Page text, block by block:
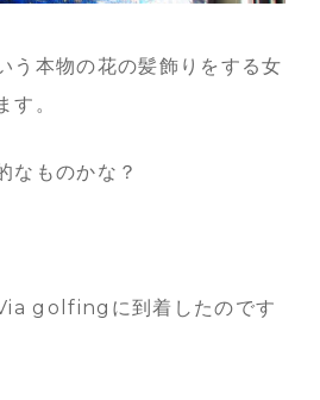
う本物の花の髪飾りをする女
す。
なものかな？
golfingに到着したのです